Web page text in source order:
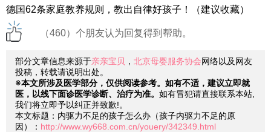
德国62条家庭教养规则，教出自律好孩子！（建议收藏）
（460）个朋友认为回复得到帮助。
部分文章信息来源于亲亲宝贝 ， 北京母婴服务协会网络以及网友
投稿，转载请说明出处。
※本文所涉及医学部分，仅供阅读参考。如有不适，建议立即就
医，以线下面诊医学诊断、治疗为准。 如有冒犯请直接联系本站,
我们将立即予以纠正并致歉!。
本文标题：内驱力不足的孩子怎么办（孩子内驱力不足的原
因）： http://www.wy668.com.cn/youery/342349.html